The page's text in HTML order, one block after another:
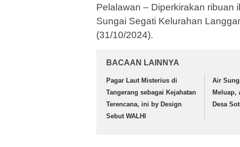
Pelalawan – Diperkirakan ribuan
Sungai Segati Kelurahan
(31/10/2024).
BACAAN LAINNYA
Pagar Laut Misterius di
Tangerang sebagai Kejahatan
Terencana, ini by Design
Sebut WALHI
Air
Meluap,
Desa